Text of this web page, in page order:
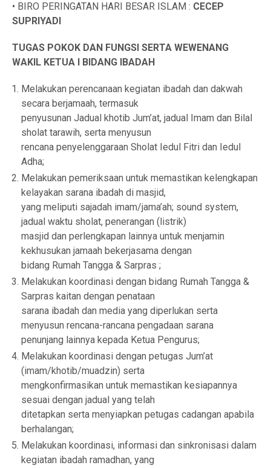
• BIRO PERINGATAN HARI BESAR ISLAM : CECEP
SUPRIYADI
TUGAS POKOK DAN FUNGSI SERTA WEWENANG
WAKIL KETUA I BIDANG IBADAH
Melakukan perencanaan kegiatan ibadah dan dakwah
secara berjamaah, termasuk
penyusunan Jadual khotib Jum’at, jadual Imam dan Bilal
sholat tarawih, serta menyusun
rencana penyelenggaraan Sholat Iedul Fitri dan Iedul
Adha;
Melakukan pemeriksaan untuk memastikan kelengkapan
kelayakan sarana ibadah di masjid,
yang meliputi sajadah imam/jama’ah; sound system,
jadual waktu sholat, penerangan (listrik)
masjid dan perlengkapan lainnya untuk menjamin
kekhusukan jamaah bekerjasama dengan
bidang Rumah Tangga & Sarpras ;
Melakukan koordinasi dengan bidang Rumah Tangga &
Sarpras kaitan dengan penataan
sarana ibadah dan media yang diperlukan serta
menyusun rencana-rancana pengadaan sarana
penunjang lainnya kepada Ketua Pengurus;
Melakukan koordinasi dengan petugas Jum’at
(imam/khotib/muadzin) serta
mengkonfirmasikan untuk memastikan kesiapannya
sesuai dengan jadual yang telah
ditetapkan serta menyiapkan petugas cadangan apabila
berhalangan;
Melakukan koordinasi, informasi dan sinkronisasi dalam
kegiatan ibadah ramadhan, yang